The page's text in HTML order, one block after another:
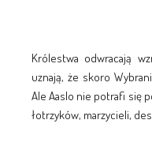
Królestwa odwracają
uznają, że skoro
Ale Aaslo nie potrafi się
łotrzyków, marzycieli,